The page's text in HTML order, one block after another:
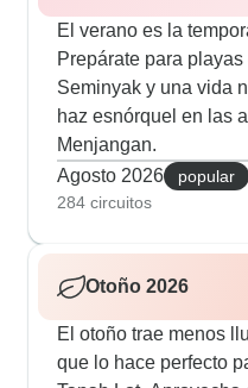
El verano es la
Prepárate para
Seminyak y una vida
haz esnórquel en las
Menjangan.
Agosto 2026
popular
284 circuitos
Otoño 2026
El otoño trae menos
que lo hace perfecto